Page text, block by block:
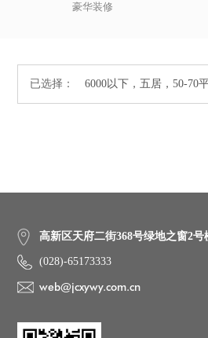
豪华装修
已选择：
高新区天府二街368号绿地之窗2号
(028)-65173333
web@jcxywy.com.cn